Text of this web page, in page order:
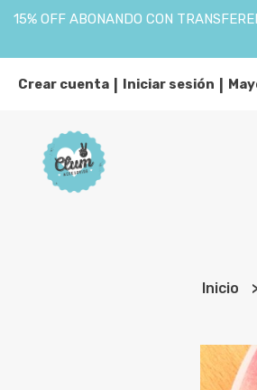
15% OFF ABONANDO CON
Crear cuenta Iniciar sesión
Inicio